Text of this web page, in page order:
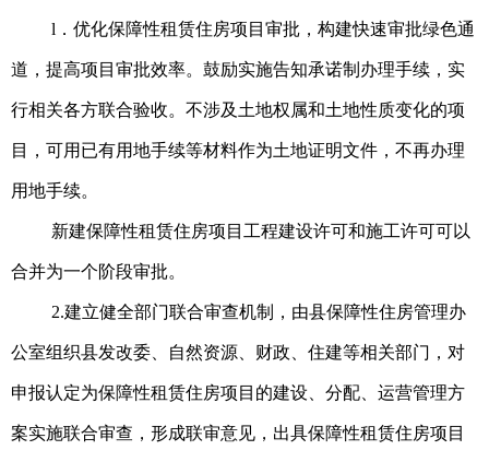
l．优化保障性租赁住房项目审批，构建快速审批绿色通
道，提高项目审批效率。鼓励实施告知承诺制办理手续，实
行相关各方联合验收。不涉及土地权属和土地性质变化的项
目，可用已有用地手续等材料作为土地证明文件，不再办理
用地手续。
新建保障性租赁住房项目工程建设许可和施工许可可以
合并为一个阶段审批。
2.建立健全部门联合审查机制，由县保障性住房管理办
公室组织县发改委、自然资源、财政、住建等相关部门，对
申报认定为保障性租赁住房项目的建设、分配、运营管理方
案实施联合审查，形成联审意见，出具保障性租赁住房项目